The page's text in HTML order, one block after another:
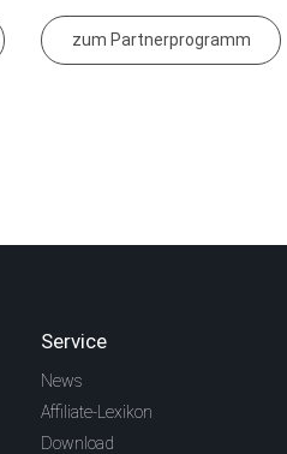
zum Partnerprogramm
Service
News
Affiliate-Lexikon
Download